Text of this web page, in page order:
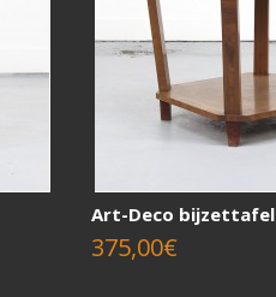
Art-Deco bijzettafel
375,00€